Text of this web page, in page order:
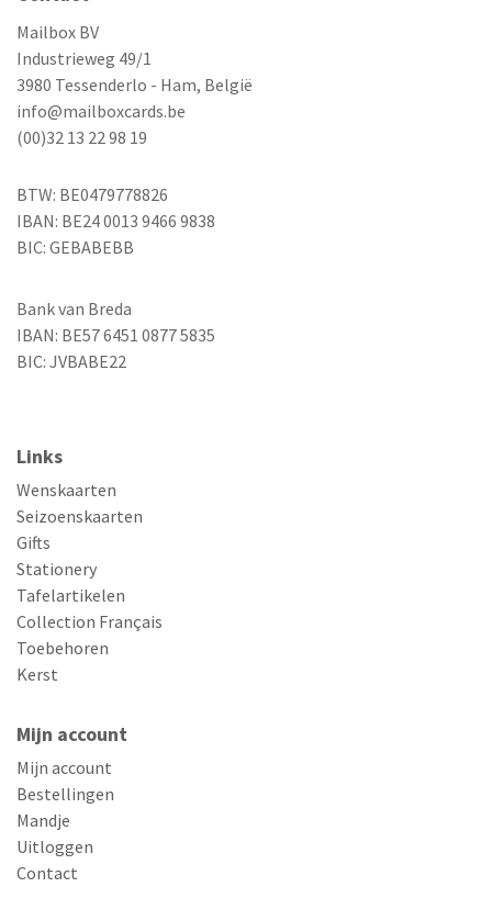
Mailbox BV
Industrieweg 49/1
3980 Tessenderlo - Ham, België
info@mailboxcards.be
(00)32 13 22 98 19
BTW: BE0479778826
IBAN: BE24 0013 9466 9838
BIC: GEBABEBB
Bank van Breda
IBAN: BE57 6451 0877 5835
BIC: JVBABE22
Links
Wenskaarten
Seizoenskaarten
Gifts
Stationery
Tafelartikelen
Collection Français
Toebehoren
Kerst
Mijn account
Mijn account
Bestellingen
Mandje
Uitloggen
Contact